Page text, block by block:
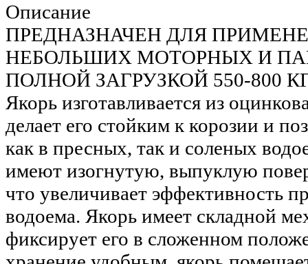
Описание
ПРЕДНАЗНАЧЕН ДЛЯ
НЕБОЛЬШИХ МОТОРНЫХ И
ПОЛНОЙ ЗАГРУЗКОЙ 550-800
Якорь изготавливается из
делает его стойким к корозии и
как в пресных, так и соленых
имеют изогнутую, выпуклую
что увеличивает эффективность
водоема. Якорь имеет складной
фиксирует его в сложенном